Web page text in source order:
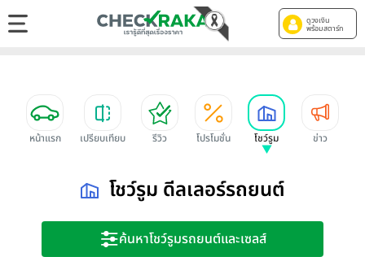
ดูวงเงิน
พร้อมสตาร์ท
หน้าแรก เปรียบเทียบ รีวิว โปรโมชั่น โชว์รูม ข่าว
โชว์รูม ดีลเลอร์รถยนต์
ค้นหาโชว์รูมรถยนต์และเซลส์